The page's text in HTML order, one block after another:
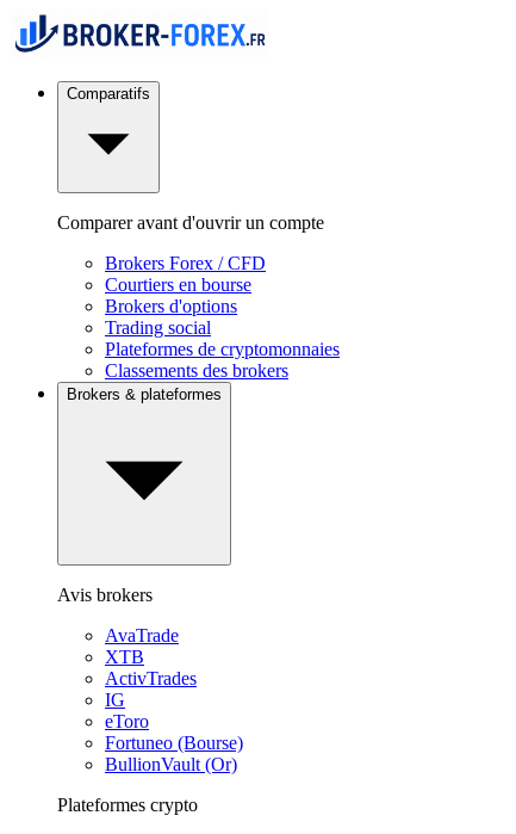
Comparatifs
Comparer avant d'ouvrir un compte
Brokers Forex / CFD
Courtiers en bourse
Brokers d'options
Trading social
Plateformes de cryptomonnaies
Classements des brokers
Brokers & plateformes
Avis brokers
AvaTrade
XTB
ActivTrades
IG
eToro
Fortuneo (Bourse)
BullionVault (Or)
Plateformes crypto